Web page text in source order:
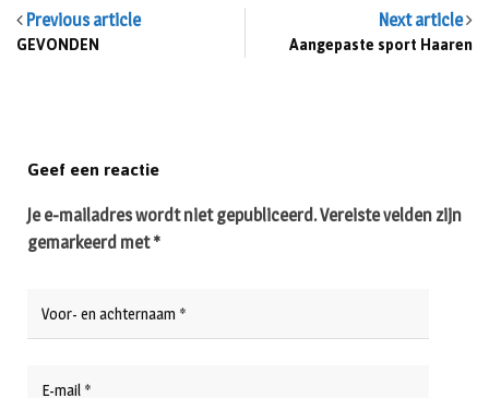
Previous article
GEVONDEN
Next article
Aangepaste sport Haaren
Geef een reactie
Je e-mailadres wordt niet gepubliceerd.Vereiste velden zijn
gemarkeerd met*